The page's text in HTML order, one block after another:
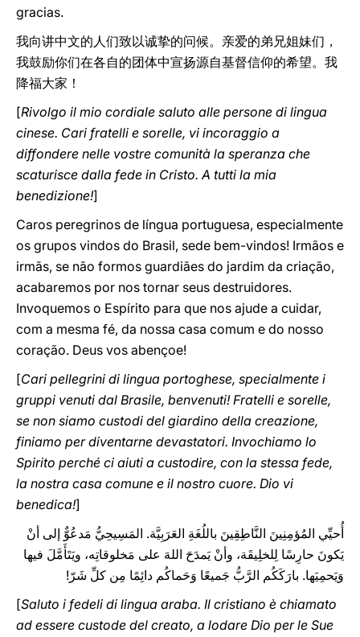
gracias.
我向讲中文的人们致以诚挚的问候。亲爱的弟兄姐妹们，
我鼓励你们在各自的团体中宣扬源自基督信仰的希望。我
降福大家！
[Rivolgo il mio cordiale saluto alle persone di lingua
cinese. Cari fratelli e sorelle, vi incoraggio a
diffondere nelle vostre comunità la speranza che
scaturisce dalla fede in Cristo. A tutti la mia
benedizione!]
Caros peregrinos de língua portuguesa, especialmente
os grupos vindos do Brasil, sede bem-vindos! Irmãos e
irmãs, se não formos guardiães do jardim da criação,
acabaremos por nos tornar seus destruidores.
Invoquemos o Espírito para que nos ajude a cuidar,
com a mesma fé, da nossa casa comum e do nosso
coração. Deus vos abençoe!
[Cari pellegrini di lingua portoghese, specialmente i
gruppi venuti dal Brasile, benvenuti! Fratelli e sorelle,
se non siamo custodi del giardino della creazione,
finiamo per diventarne devastatori. Invochiamo lo
Spirito perché ci aiuti a custodire, con la stessa fede,
la nostra casa comune e il nostro cuore. Dio vi
benedica!]
أُحيِّي المُؤمِنِينَ النَّاطِقِينَ باللُغَةِ العَرَبِيَّة. المَسِيحِيُّ مَدعُوٌّ إلى أنْ
يَكونَ حارِسًا لِلخلِيقَة، وأنْ يَمدَحَ اللهَ على مَخلوقاتِه، ويَتَأَمَّلَ فيها
وَيَحمِيَها. بارَكَكُم الرَّبُّ جَميعًا وَحَماكُم دائِمًا مِن كلِّ شَرّ!
[Saluto i fedeli di lingua araba. Il cristiano è chiamato
ad essere custode del creato, a lodare Dio per le Sue